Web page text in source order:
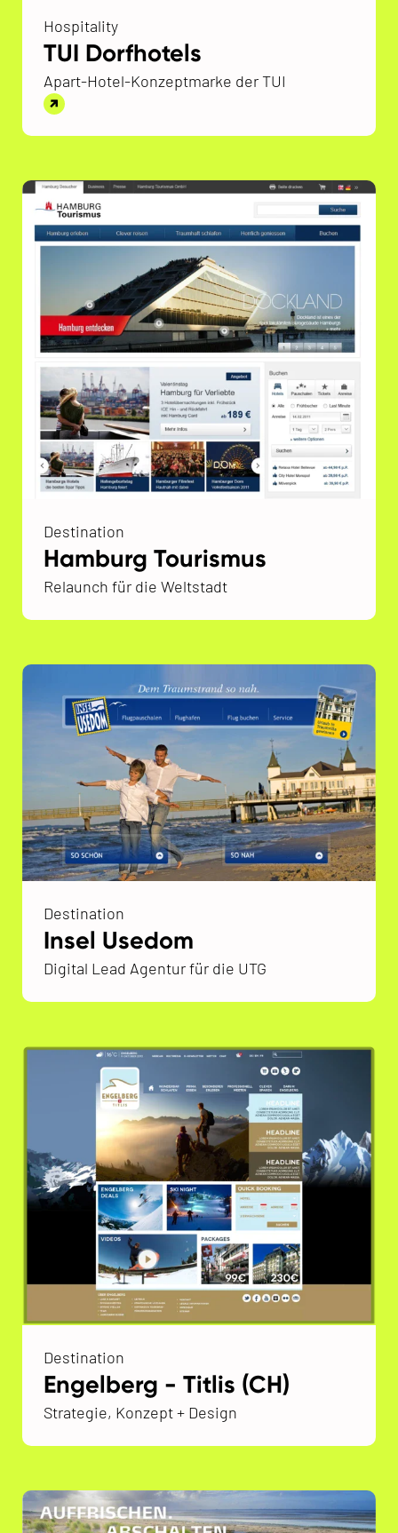
Hospitality
TUI Dorfhotels
Apart-Hotel-Konzeptmarke der TUI
Destination
Hamburg Tourismus
Relaunch für die Weltstadt
Destination
Insel Usedom
Digital Lead Agentur für die UTG
Destination
Engelberg - Titlis (CH)
Strategie, Konzept + Design